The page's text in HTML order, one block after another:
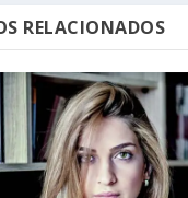
RELACIONADOS